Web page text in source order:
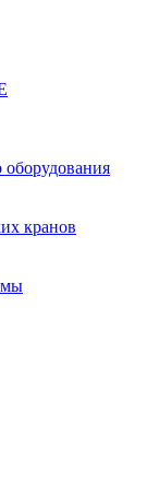
оборудования
кранов